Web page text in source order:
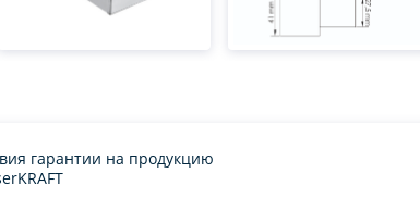
гарантии на продукцию